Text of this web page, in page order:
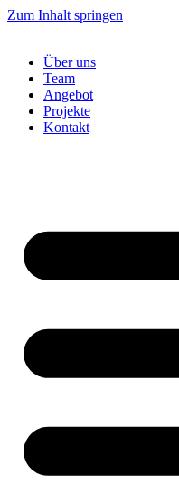
Zum Inhalt springen
Über uns
Team
Angebot
Projekte
Kontakt